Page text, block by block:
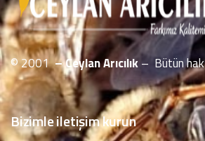
© 2001– Ceylan Arıcılık– Bütün
Bizimle iletişim kurun